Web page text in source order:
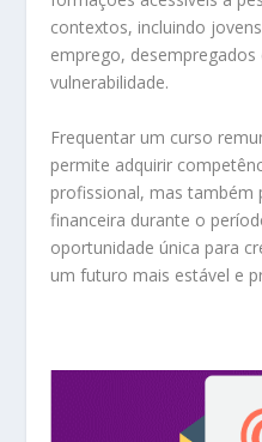
contextos, incluindo
emprego,
vulnerabilidade.
Frequentar um curso
permite adquirir
profissional, mas também
financeira durante o
oportunidade única para
um futuro mais estável e